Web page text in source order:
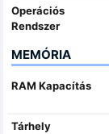
Operációs
Rendszer
MEMÓRIA
RAM Kapacítás
Tárhely